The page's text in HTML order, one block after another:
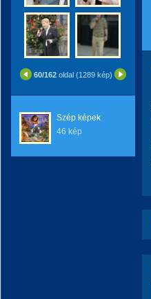
60/162 oldal (1289 kép)
Szép képek
46 kép